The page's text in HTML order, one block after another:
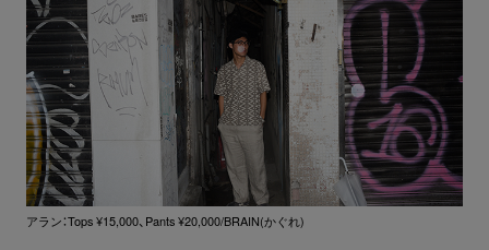
アラン：Tops ¥15,000、Pants ¥20,000/BRAIN(かぐれ)